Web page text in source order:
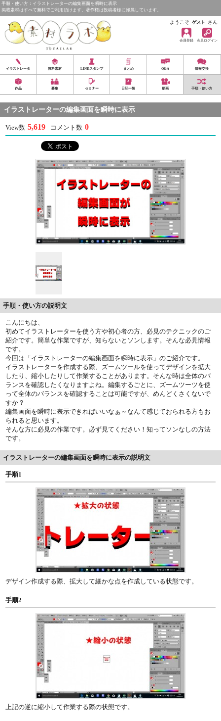
手順・使い方：イラストレーターの編集画面を瞬時に表示
掲載素材はすべて無料でご利用頂けます。著作権は投稿者様に帰属しています。
ようこそ ゲスト さん
会員登録 会員ログイン
イラストレータ 無料素材 LINEスタンプ まとめ Q&A 情報交換
作品 募集 セミナー 日記一覧 動画 手順・使い方
イラストレーターの編集画面を瞬時に表示
View数 5,619 コメント数 0
手順・使い方の説明文
こんにちは、
初めてイラストレーターを使う方や初心者の方、必見のテクニックのご
紹介です。簡単な作業ですが、知らないとソンします。そんな必見情報
です。
今回は「イラストレーターの編集画面を瞬時に表示」のご紹介です。
イラストレーターを作成する際、ズームツールを使ってデザインを拡大
したり、縮小したりして作業することがあります。そんな時は全体のバ
ランスを確認したくなりますよね。編集するごとに、ズームツーツを使
って全体のバランスを確認することは可能ですが、めんどくさくないで
すか？
編集画面を瞬時に表示できればいいなぁ～なんて感じておられる方もお
られると思います。
そんな方に必見の作業です。必ず見てください！知ってソンなしの方法
です。
イラストレーターの編集画面を瞬時に表示の説明文
手順1
デザイン作成する際、拡大して細かな点を作成している状態です。
手順2
上記の逆に縮小して作業する際の状態です。